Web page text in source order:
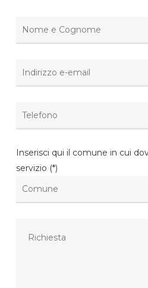
Inserisci qui il comune in cui
servizio (*)